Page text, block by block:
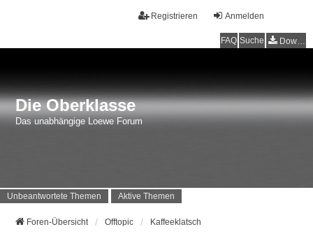
Anmelden
Registrieren
FAQ Suche Downloads
Die Oberklasse
Das unabhängige Loewe Forum
Unbeantwortete Themen Aktive Themen
Foren-Übersicht Offtopic Kaffeeklatsch